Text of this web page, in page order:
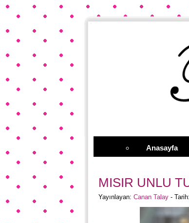
Anasayfa
MISIR UNLU
Yayınlayan: Canan Talay - Tarih: